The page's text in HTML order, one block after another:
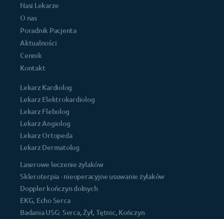
Nasi Lekarze
O nas
Poradnik Pacjenta
Aktualności
Cennik
Kontakt
Lekarz Kardiolog
Lekarz Elektrokardiolog
Lekarz Flebolog
Lekarz Angiolog
Lekarz Ortopeda
Lekarz Dermatolog
Laserowe leczenie żylaków
Skleroterpia - nieoperacyjne usuwanie żylaków
Doppler kończyn dolnych
EKG, Echo Serca
Badania USG: Serca, Żył, Tętnic, Kończyn